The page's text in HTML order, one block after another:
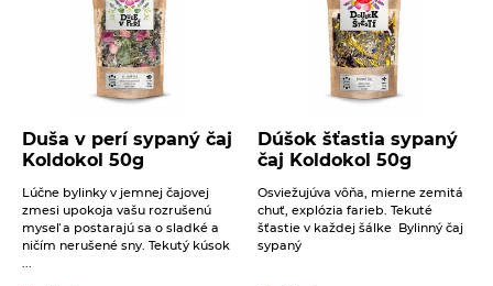
Duša v perí sypaný čaj
Koldokol 50g
Lúčne bylinky v jemnej čajovej
zmesi upokoja vašu rozrušenú
myseľ a postarajú sa o sladké a
ničím nerušené sny. Tekutý kúsok
Dúšok šťastia sypaný
čaj Koldokol 50g
Osviežujúva vôňa, mierne zemitá
chuť, explózia farieb. Tekuté
šťastie v každej šálke Bylinný čaj
sypaný